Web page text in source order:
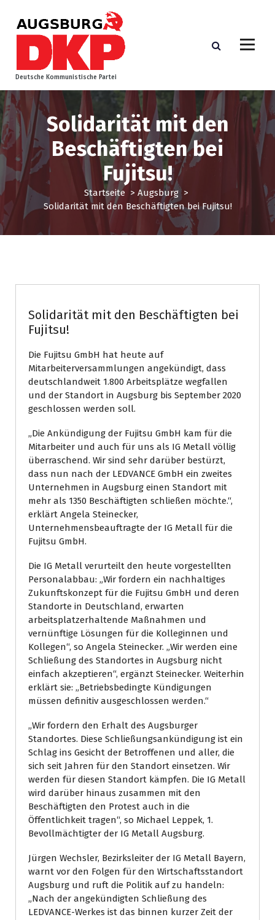
s
p
r
n
g
n
Deutsche Kommunistische Partei
Solidarität mit den
Beschäftigten bei
Fujitsu!
Startseite > Augsburg >
Solidarität mit den Beschäftigten bei Fujitsu!
Solidarität mit den Beschäftigten bei
Fujitsu!
Die Fujitsu GmbH hat heute auf
Mitarbeiterversammlungen angekündigt, dass
deutschlandweit 1.800 Arbeitsplätze wegfallen
und der Standort in Augsburg bis September 2020
geschlossen werden soll.
„Die Ankündigung der Fujitsu GmbH kam für die
Mitarbeiter und auch für uns als IG Metall völlig
überraschend. Wir sind sehr darüber bestürzt,
dass nun nach der LEDVANCE GmbH ein zweites
Unternehmen in Augsburg einen Standort mit
mehr als 1350 Beschäftigten schließen möchte.“,
erklärt Angela Steinecker,
Unternehmensbeauftragte der IG Metall für die
Fujitsu GmbH.
Die IG Metall verurteilt den heute vorgestellten
Personalabbau: „Wir fordern ein nachhaltiges
Zukunftskonzept für die Fujitsu GmbH und deren
Standorte in Deutschland, erwarten
arbeitsplatzerhaltende Maßnahmen und
vernünftige Lösungen für die Kolleginnen und
Kollegen“, so Angela Steinecker. „Wir werden eine
Schließung des Standortes in Augsburg nicht
einfach akzeptieren“, ergänzt Steinecker. Weiterhin
erklärt sie: „Betriebsbedingte Kündigungen
müssen definitiv ausgeschlossen werden.“
„Wir fordern den Erhalt des Augsburger
Standortes. Diese Schließungsankündigung ist ein
Schlag ins Gesicht der Betroffenen und aller, die
sich seit Jahren für den Standort einsetzen. Wir
werden für diesen Standort kämpfen. Die IG Metall
wird darüber hinaus zusammen mit den
Beschäftigten den Protest auch in die
Öffentlichkeit tragen“, so Michael Leppek, 1.
Bevollmächtigter der IG Metall Augsburg.
Jürgen Wechsler, Bezirksleiter der IG Metall Bayern,
warnt vor den Folgen für den Wirtschaftsstandort
Augsburg und ruft die Politik auf zu handeln:
„Nach der angekündigten Schließung des
LEDVANCE-Werkes ist das binnen kurzer Zeit der